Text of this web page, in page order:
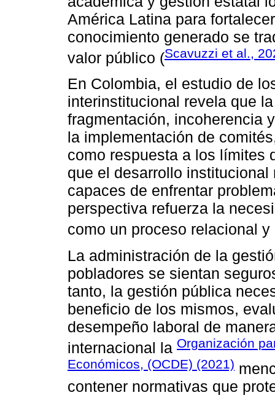
América Latina para
conocimiento generado se
valor público (Scavuzzi et al.,
En Colombia, el estudio de
interinstitucional revela que
fragmentación, incoherencia
la implementación de
como respuesta a los límites
que el desarrollo
capaces de enfrentar
perspectiva refuerza la
como un proceso relacional y
La administración de la
pobladores se sientan
tanto, la gestión pública
beneficio de los mismos,
desempeño laboral de
internacional la Organización
Económicos, (OCDE) (2021)
contener normativas que